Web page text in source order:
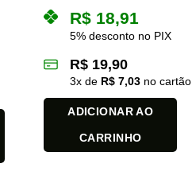
R$ 18,91
5% desconto no PIX
R$ 19,90
3x de R$ 7,03 no cartão
ADICIONAR AO
CARRINHO